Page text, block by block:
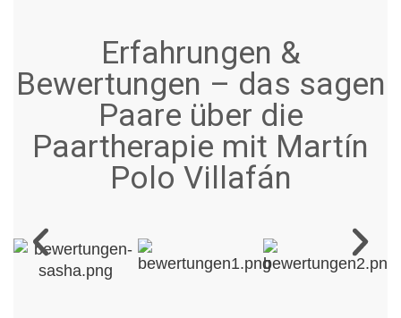
Erfahrungen &
Bewertungen – das sagen
Paare über die
Paartherapie mit Martín
Polo Villafán